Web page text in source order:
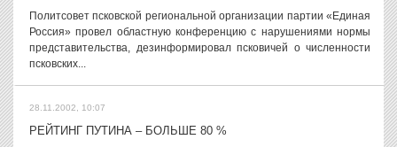
Политсовет псковской региональной организации партии «Единая
Россия» провел областную конференцию с нарушениями нормы
представительства, дезинформировал псковичей о численности
псковских...
28.11.2002, 10:07
РЕЙТИНГ ПУТИНА – БОЛЬШЕ 80 %